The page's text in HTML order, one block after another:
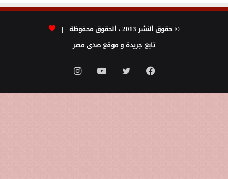
© حقوق النشر 2013 ، الحقوق محفوظة |
تابع جريدة و موقع صدى مصر
فيسبوك تويتر يوتيوبانستقرام